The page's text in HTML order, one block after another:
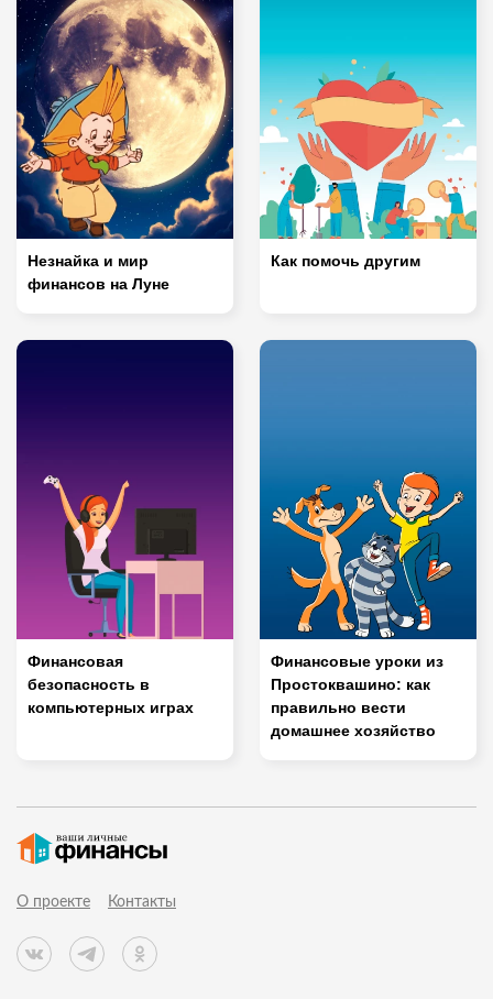
Незнайка и мир
финансов на Луне
Как помочь другим
Финансовая
безопасность в
компьютерных играх
Финансовые уроки из
Простоквашино: как
правильно вести
домашнее хозяйство
О проекте Контакты